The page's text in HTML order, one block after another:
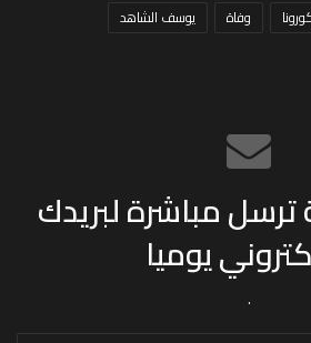
وفاة يوسف الشاهد
ترسل مباشرة لبريدك
يوميا
.